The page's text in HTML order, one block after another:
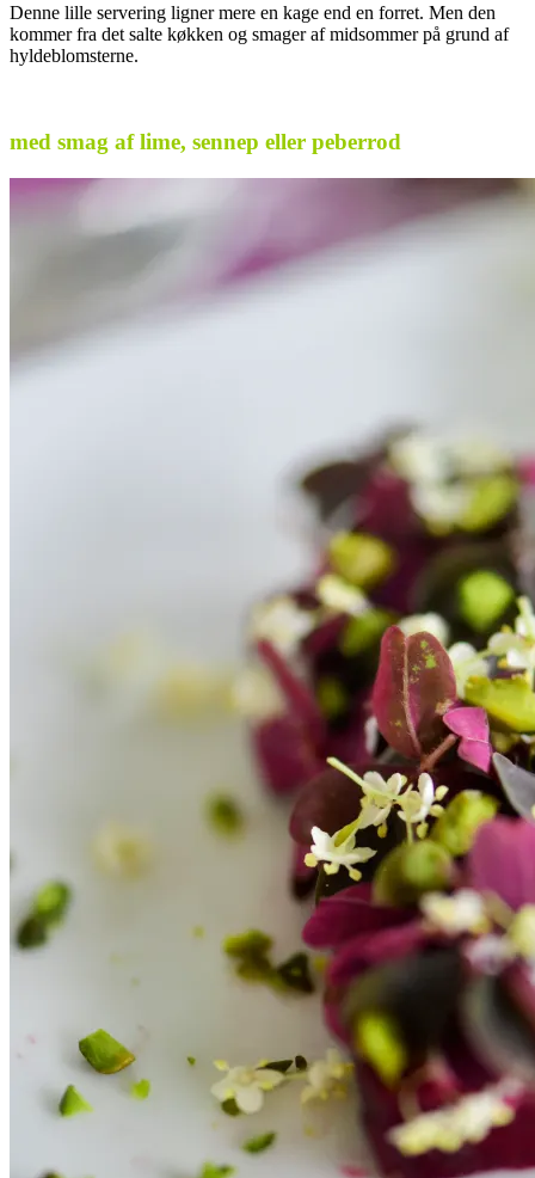
Denne lille servering ligner mere en kage end en forret. Men den
kommer fra det salte køkken og smager af midsommer på grund af
hyldeblomsterne.
med smag af lime, sennep eller peberrod